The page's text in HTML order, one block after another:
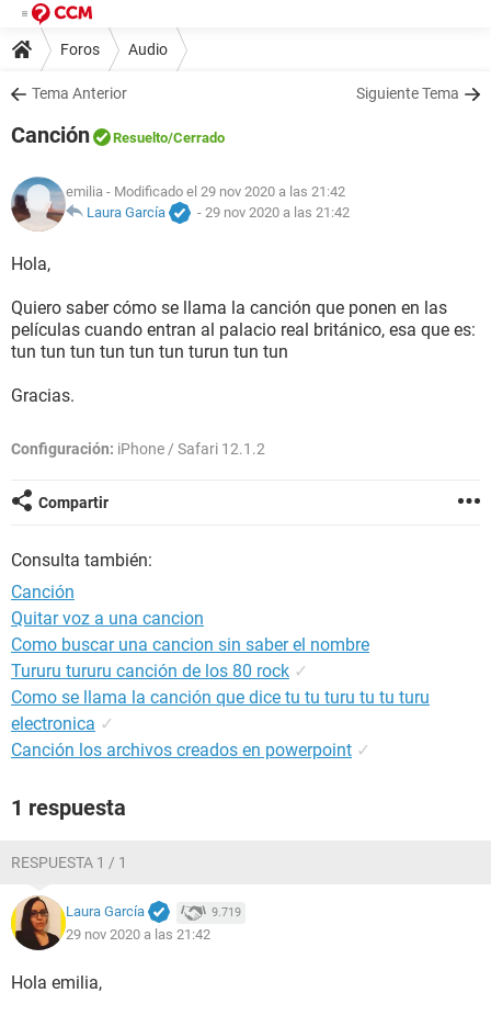
Foros Audio
Tema Anterior Siguiente Tema
Canción Resuelto/Cerrado
emilia - Modificado el 29 nov 2020 a las 21:42
Laura García
- 29 nov 2020 a las 21:42
Hola,
Quiero saber cómo se llama la canción que ponen en las
películas cuando entran al palacio real británico, esa que es:
tun tun tun tun tun tun turun tun tun
Gracias.
Configuración: iPhone / Safari 12.1.2
Compartir
Consulta también:
Canción
Quitar voz a una cancion
Como buscar una cancion sin saber el nombre
Tururu tururu canción de los 80 rock ✓
Como se llama la canción que dice tu tu turu tu tu turu
electronica ✓
Canción los archivos creados en powerpoint ✓
1 respuesta
RESPUESTA 1 / 1
Laura García 9.719
29 nov 2020 a las 21:42
Hola emilia,